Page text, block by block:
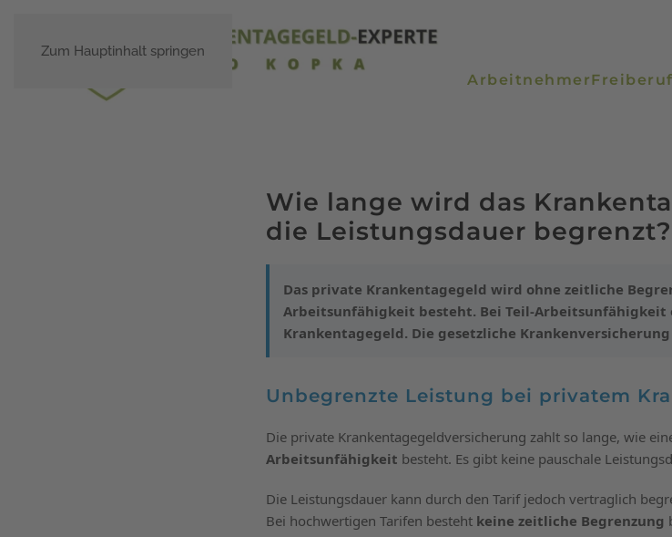
Zum Hauptinhalt springen
Arbeitnehmer
Wie lange wird das
die Leistungsdauer begrenzt?
Das private Krankentagegeld wird ohne zeitliche
Arbeitsunfähigkeit besteht. Bei Teil-
Krankentagegeld. Die gesetzliche
Unbegrenzte Leistung bei privatem
Die private Krankentagegeldversicherung zahlt so lange, wie
Arbeitsunfähigkeit besteht. Es gibt keine pauschale
Die Leistungsdauer kann durch den Tarif jedoch vertraglich
Bei hochwertigen Tarifen besteht keine zeitliche Begrenzung